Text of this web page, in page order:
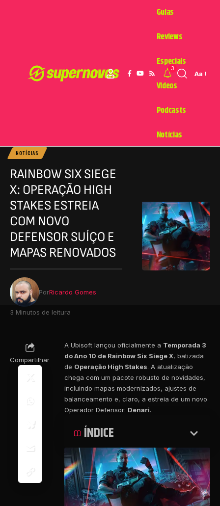
Guias
Reviews
Especiais
Videos
Podcasts
Notícias
3
Aa
NOTÍCIAS
RAINBOW SIX SIEGE
X: OPERAÇÃO HIGH
STAKES ESTREIA
COM NOVO
DEFENSOR SUÍÇO E
MAPAS RENOVADOS
PorRicardo Gomes
3 Minutos de leitura
Compartilhar
A Ubisoft lançou oficialmente a Temporada 3
do Ano 10 de Rainbow Six Siege X, batizada
de Operação High Stakes. A atualização
chega com um pacote robusto de novidades,
incluindo mapas modernizados, ajustes de
balanceamento e, claro, a estreia de um novo
Operador Defensor: Denari.
ÍNDICE